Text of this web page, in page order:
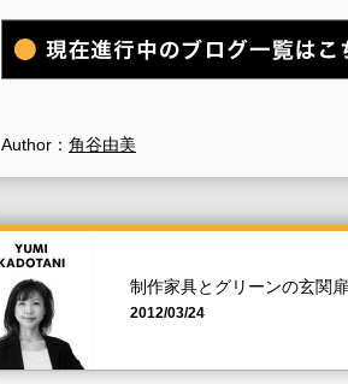
Author： 角谷由美
制作家具とグリーンの玄関扉
2012/03/24